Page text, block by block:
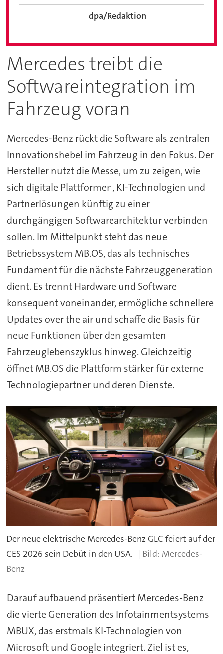
dpa/Redaktion
Mercedes treibt die
Softwareintegration im
Fahrzeug voran
Mercedes-Benz rückt die Software als zentralen
Innovationshebel im Fahrzeug in den Fokus. Der
Hersteller nutzt die Messe, um zu zeigen, wie
sich digitale Plattformen, KI-Technologien und
Partnerlösungen künftig zu einer
durchgängigen Softwarearchitektur verbinden
sollen. Im Mittelpunkt steht das neue
Betriebssystem MB.OS, das als technisches
Fundament für die nächste Fahrzeuggeneration
dient. Es trennt Hardware und Software
konsequent voneinander, ermögliche schnellere
Updates over the air und schaffe die Basis für
neue Funktionen über den gesamten
Fahrzeuglebenszyklus hinweg. Gleichzeitig
öffnet MB.OS die Plattform stärker für externe
Technologiepartner und deren Dienste.
Der neue elektrische Mercedes-Benz GLC feiert auf der
CES 2026 sein Debüt in den USA.
Mercedes-
Benz
Darauf aufbauend präsentiert Mercedes-Benz
die vierte Generation des Infotainmentsystems
MBUX, das erstmals KI-Technologien von
Microsoft und Google integriert. Ziel ist es,